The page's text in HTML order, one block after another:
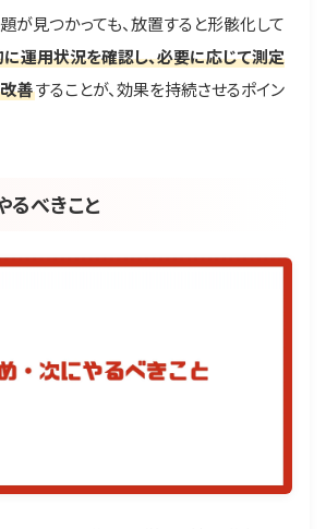
が見つかっても、放置すると形骸化して
運用状況を確認し、必要に応じて測定
善することが、効果を持続させるポイン
るべきこと